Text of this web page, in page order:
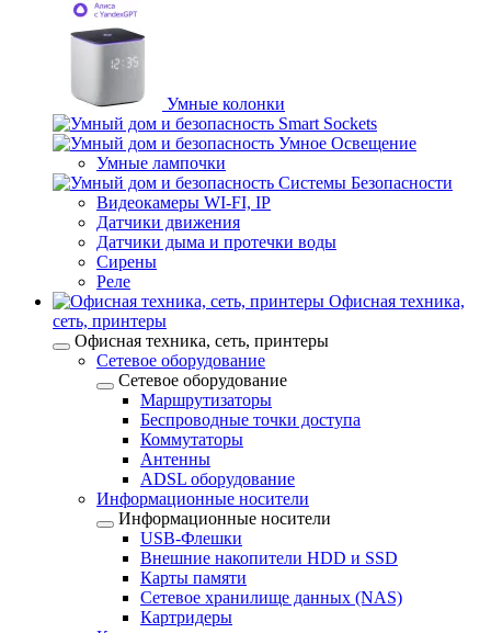
Умные колонки
Smart Sockets
Умное Освещение
Умные лампочки
Системы Безопасности
Видеокамеры WI-FI, IP
Датчики движения
Датчики дыма и протечки воды
Сирены
Реле
Офисная техника,
cеть, принтеры
Офисная техника, cеть, принтеры
Сетевое оборудование
Сетевое оборудование
Маршрутизаторы
Беспроводные точки доступа
Коммутаторы
Антенны
ADSL оборудование
Информационные носители
Информационные носители
USB-Флешки
Внешние накопители HDD и SSD
Карты памяти
Сетевое хранилище данных (NAS)
Картридеры